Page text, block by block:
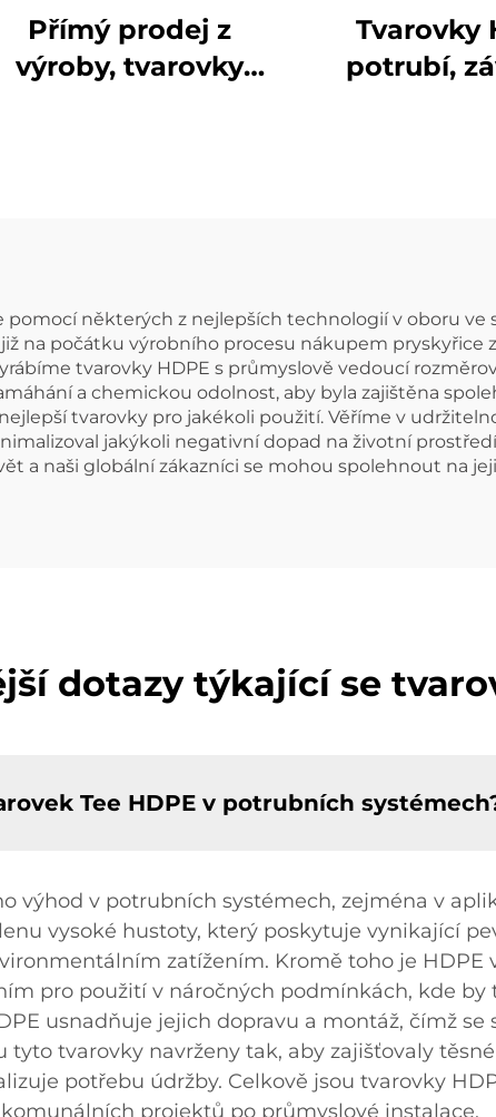
Přímý prodej z
výroby, tvarovky
Tvarovky
potrubí,
pomocí některých z nejlepších technologií v oboru
na počátku výrobního procesu nákupem
tvarovky HDPE s průmyslově vedoucí
a chemickou odolnost, aby byla zajištěna
tvarovky pro jakékoli použití. Věříme v
jakýkoli negativní dopad na životní
a naši globální zákazníci se mohou spolehnout na
dotazy týkající se
Tee HDPE v potrubních
výhod v potrubních systémech, zejména v
vysoké hustoty, který poskytuje vynikající
zatížením. Kromě toho je HDPE
pro použití v náročných podmínkách, kde
usnadňuje jejich dopravu a montáž, čímž se
tyto tvarovky navrženy tak, aby zajišťovaly
potřebu údržby. Celkově jsou tvarovky
projektů po průmyslové instalace.